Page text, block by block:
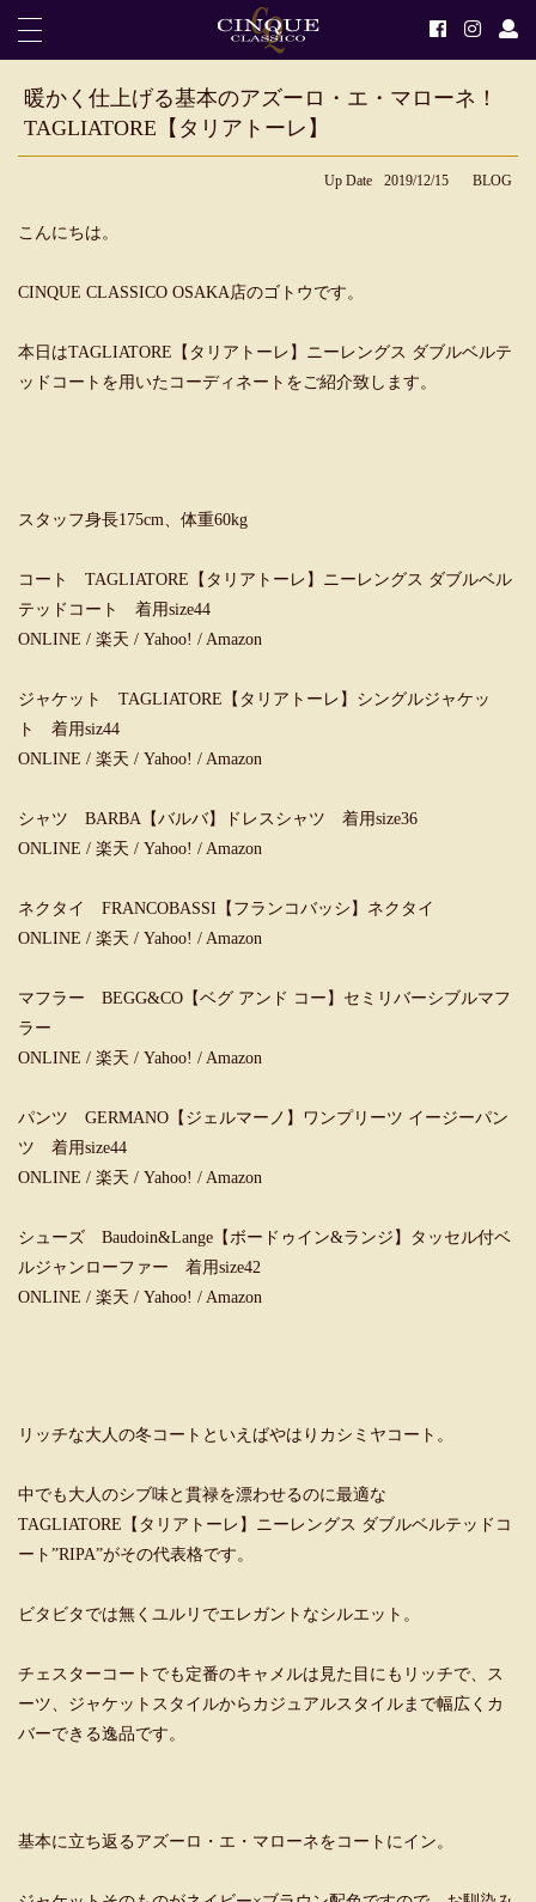
暖かく仕上げる基本のアズーロ・エ・マローネ！
TAGLIATORE【タリアトーレ】
Up Date 2019/12/15 BLOG
こんにちは。
CINQUE CLASSICO OSAKA店のゴトウです。
本日はTAGLIATORE【タリアトーレ】ニーレングス ダブルベルテ
ッドコートを用いたコーディネートをご紹介致します。
スタッフ身長175cm、体重60kg
コート TAGLIATORE【タリアトーレ】ニーレングス ダブルベル
テッドコート 着用size44
ONLINE / 楽天 / Yahoo! / Amazon
ジャケット TAGLIATORE【タリアトーレ】シングルジャケッ
ト 着用siz44
ONLINE / 楽天 / Yahoo! / Amazon
シャツ BARBA【バルバ】ドレスシャツ 着用size36
ONLINE / 楽天 / Yahoo! / Amazon
ネクタイ FRANCOBASSI【フランコバッシ】ネクタイ
ONLINE / 楽天 / Yahoo! / Amazon
マフラー BEGG&CO【ベグ アンド コー】セミリバーシブルマフ
ラー
ONLINE / 楽天 / Yahoo! / Amazon
パンツ GERMANO【ジェルマーノ】ワンプリーツ イージーパン
ツ 着用size44
ONLINE / 楽天 / Yahoo! / Amazon
シューズ Baudoin&Lange【ボードゥイン&ランジ】タッセル付ベ
ルジャンローファー 着用size42
ONLINE / 楽天 / Yahoo! / Amazon
リッチな大人の冬コートといえばやはりカシミヤコート。
中でも大人のシブ味と貫禄を漂わせるのに最適な
TAGLIATORE【タリアトーレ】ニーレングス ダブルベルテッドコ
ート”RIPA”がその代表格です。
ビタビタでは無くユルリでエレガントなシルエット。
チェスターコートでも定番のキャメルは見た目にもリッチで、ス
ーツ、ジャケットスタイルからカジュアルスタイルまで幅広くカ
バーできる逸品です。
基本に立ち返るアズーロ・エ・マローネをコートにイン。